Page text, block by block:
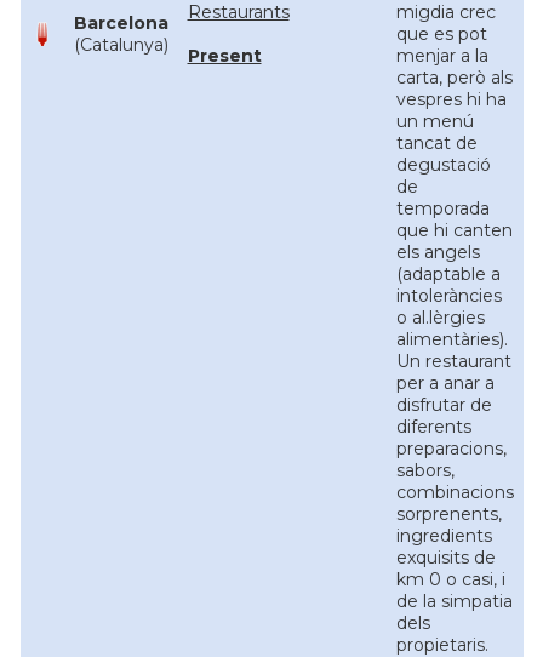
Barcelona
(Catalunya)
Restaurants
Present
migdia crec
que es pot
menjar a la
carta, però als
vespres hi ha
un menú
tancat de
degustació
de
temporada
que hi canten
els angels
(adaptable a
intoleràncies
o al.lèrgies
alimentàries).
Un restaurant
per a anar a
disfrutar de
diferents
preparacions,
sabors,
combinacions
sorprenents,
ingredients
exquisits de
km 0 o casi, i
de la simpatia
dels
propietaris.